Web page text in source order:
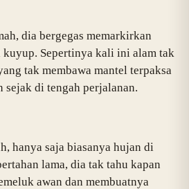
dia bergegas memarkirkan
kuyup. Sepertinya kali ini alam tak
tak membawa mantel terpaksa
sejak di tengah perjalanan.
hanya saja biasanya hujan di
lama, dia tak tahu kapan
awan dan membuatnya